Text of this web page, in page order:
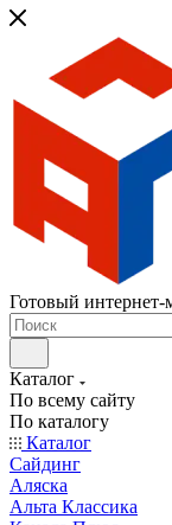
Готовый интернет-
Каталог
По всему сайту
По каталогу
Каталог
Сайдинг
Аляска
Альта Классика